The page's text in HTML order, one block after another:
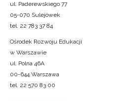
ul. Paderewskiego 77
05-070 Sulejówek
tel. 22 783 37 84
Ośrodek Rozwoju Edukacji
w Warszawie
ul. Polna 46A
00-644 Warszawa
tel. 22 570 83 00